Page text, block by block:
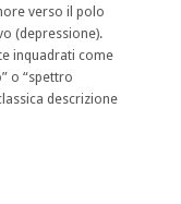
verso il polo
(depressione).
inquadrati come
o “spettro
descrizione